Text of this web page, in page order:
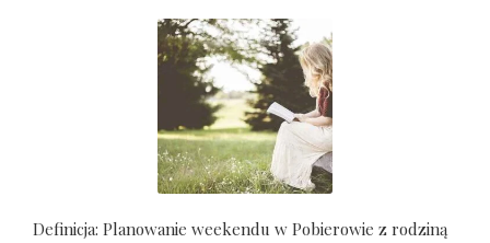
Definicja: Planowanie weekendu w Pobierowie z rodziną